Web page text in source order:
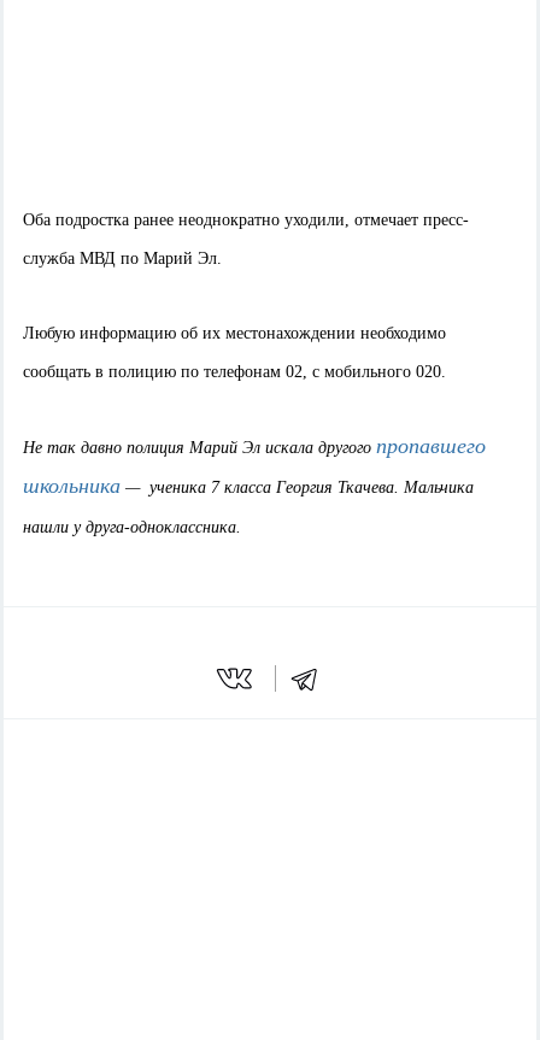
Оба подростка ранее неоднократно уходили, отмечает пресс-
служба МВД по Марий Эл.
Любую информацию об их местонахождении необходимо
сообщать в полицию по телефонам 02, с мобильного 020.
Не так давно полиция Марий Эл искала другого пропавшего
школьника — ученика 7 класса Георгия Ткачева. Мальчика
нашли у друга-одноклассника.